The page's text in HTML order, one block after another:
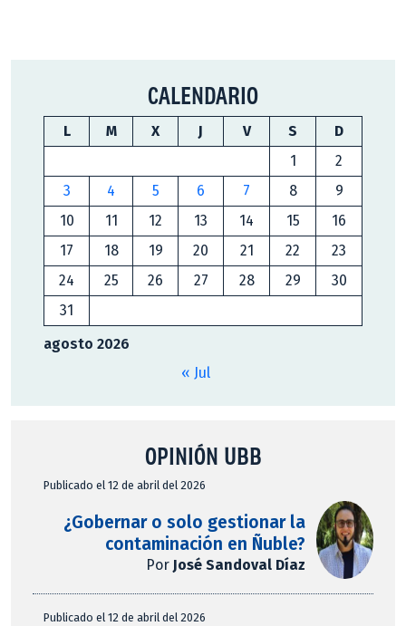
CALENDARIO
agosto 2026
L M X J V S
D
1
2
3
4 5 6 7 8
9
10
11 12 13 14 15
16
17
18 19 20 21 22
23
24
25 26 27 28 29
30
31
« Jul
OPINIÓN UBB
Publicado el 12 de abril del 2026
¿Gobernar o solo gestionar la
contaminación en Ñuble?
Por José Sandoval Díaz
Publicado el 12 de abril del 2026